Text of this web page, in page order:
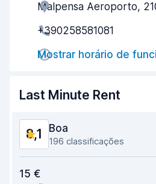
Eficiência dos agentes
Rapidez do levantamento
Rapidez da devolução
Malpensa Aeroporto,
+390258581081
Mostrar horário de
Last Minute Rent
8,1 Boa
196 classificações
15 €